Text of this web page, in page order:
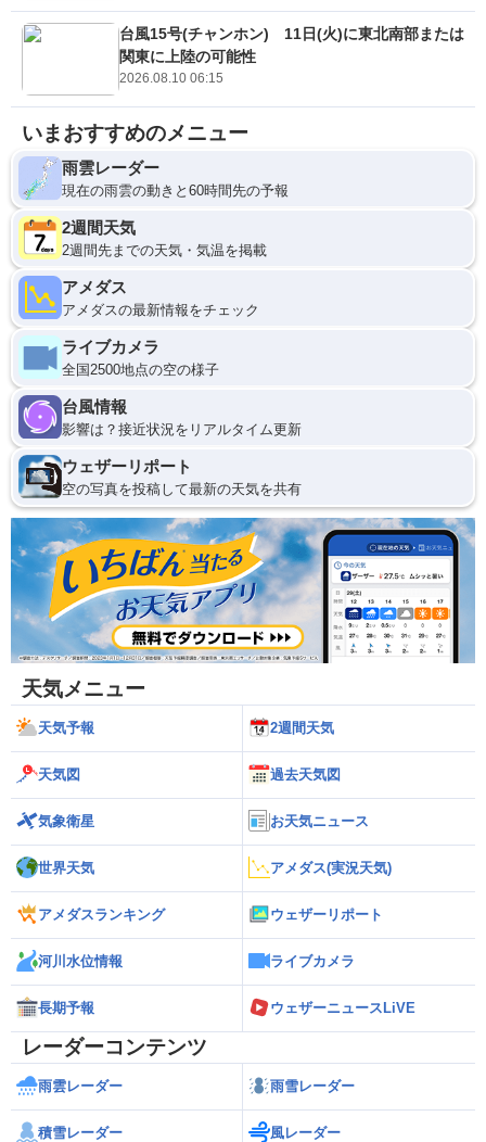
台風15号(チャンホン) 11日(火)に東北南部または
関東に上陸の可能性
2026.08.10 06:15
いまおすすめのメニュー
雨雲レーダー
現在の雨雲の動きと60時間先の予報
2週間天気
2週間先までの天気・気温を掲載
アメダス
アメダスの最新情報をチェック
ライブカメラ
全国2500地点の空の様子
台風情報
影響は？接近状況をリアルタイム更新
ウェザーリポート
空の写真を投稿して最新の天気を共有
天気メニュー
天気予報 2週間天気
天気図 過去天気図
気象衛星 お天気ニュース
世界天気 アメダス(実況天気)
アメダスランキング ウェザーリポート
河川水位情報 ライブカメラ
長期予報 ウェザーニュースLiVE
レーダーコンテンツ
雨雲レーダー 雨雪レーダー
積雪レーダー 風レーダー